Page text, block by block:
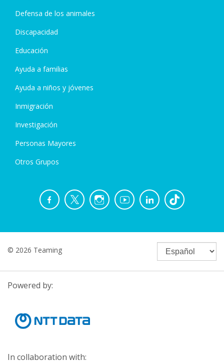
Defensa de los animales
Discapacidad
Educación
Ayuda a familias
Ayuda a niños y jóvenes
Inmigración
Investigación
Personas Mayores
Otros Grupos
© 2026 Teaming
Powered by:
In collaboration with: